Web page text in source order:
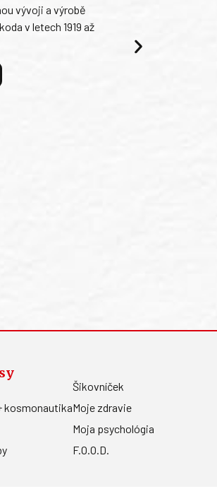
vývoji a výrobě
v letech 1919 až
kosmonautika
Šikovníček
Moje zdravie
Moja psychológia
F.O.O.D.